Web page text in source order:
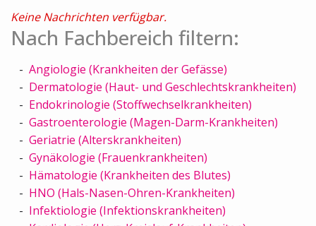
Keine Nachrichten verfügbar.
Nach Fachbereich filtern:
Angiologie (Krankheiten der Gefässe)
Dermatologie (Haut- und Geschlechtskrankheiten)
Endokrinologie (Stoffwechselkrankheiten)
Gastroenterologie (Magen-Darm-Krankheiten)
Geriatrie (Alterskrankheiten)
Gynäkologie (Frauenkrankheiten)
Hämatologie (Krankheiten des Blutes)
HNO (Hals-Nasen-Ohren-Krankheiten)
Infektiologie (Infektionskrankheiten)